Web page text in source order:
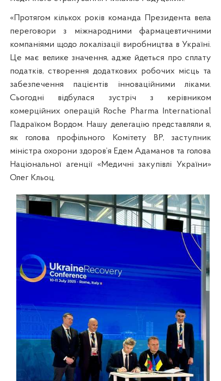
«Протягом кількох років команда Президента вела
переговори з міжнародними фармацевтичними
компаніями щодо локалізації виробництва в Україні.
Це має велике значення, адже йдеться про сплату
податків, створення додаткових робочих місць та
забезпечення пацієнтів інноваційними ліками.
Сьогодні відбулася зустріч з керівником
комерційних операцій Roche Pharma International
Падраїком Вордом. Нашу делегацію представляли я,
як голова профільного Комітету ВР, заступник
міністра охорони здоров’я Едем Адаманов та голова
Національної агенції «Медичні закупівлі України»
Олег Кльоц.